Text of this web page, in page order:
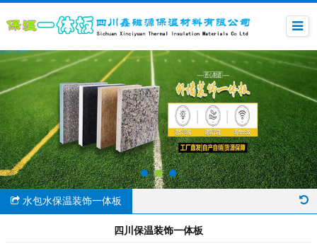
水包水保温装饰一体板
四川保温装饰一体板